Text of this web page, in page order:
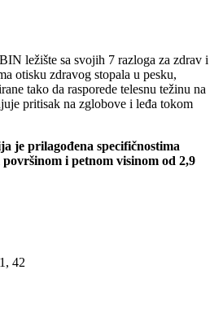
ležište sa svojih 7 razloga za zdrav i
otisku zdravog stopala u pesku,
tako da rasporede telesnu težinu na
pritisak na zglobove i leđa tokom
je prilagođena specifičnostima
površinom i petnom visinom od 2,9
42